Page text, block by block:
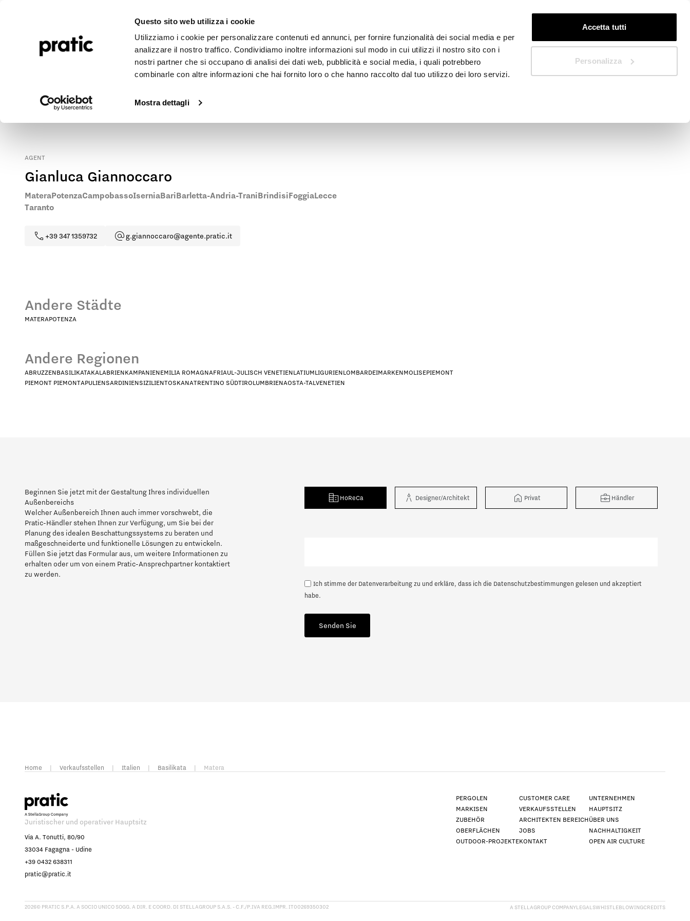
Questo sito web utilizza i cookie
Utilizziamo i cookie per personalizzare contenuti ed annunci, per fornire funzionalità dei social media e per
analizzare il nostro traffico. Condividiamo inoltre informazioni sul modo in cui utilizzi il nostro sito con i
nostri partner che si occupano di analisi dei dati web, pubblicità e social media, i quali potrebbero
combinarle con altre informazioni che hai fornito loro o che hanno raccolto dal tuo utilizzo dei loro servizi.
Mostra dettagli
Accetta tutti
Personalizza
Outdoor-ProjekteJournalUnternehmen
Kontaktieren Sie unseren Vertreter vor Ort, um die nächstgelegene Pratic-Verkaufsstelle in Matera zu finden.
AGENT
Gianluca Giannoccaro
MateraPotenzaCampobassoIserniaBariBarletta-Andria-TraniBrindisiFoggiaLecce
Taranto
+39 347 1359732 g.giannoccaro@agente.pratic.it
Andere Städte
MATERAPOTENZA
Andere Regionen
ABRUZZENBASILIKATAKALABRIENKAMPANIENEMILIA ROMAGNAFRIAUL-JULISCH VENETIENLATIUMLIGURIENLOMBARDEIMARKENMOLISEPIEMONT
PIEMONT PIEMONTAPULIENSARDINIENSIZILIENTOSKANATRENTINO SÜDTIROLUMBRIENAOSTA-TALVENETIEN
Beginnen Sie jetzt mit der Gestaltung Ihres individuellen
Außenbereichs
Welcher Außenbereich Ihnen auch immer vorschwebt, die
Pratic-Händler stehen Ihnen zur Verfügung, um Sie bei der
Planung des idealen Beschattungssystems zu beraten und
maßgeschneiderte und funktionelle Lösungen zu entwickeln.
Füllen Sie jetzt das Formular aus, um weitere Informationen zu
erhalten oder um von einem Pratic-Ansprechpartner kontaktiert
zu werden.
HoReCa Designer/Architekt Privat Händler
Ich stimme der Datenverarbeitung zu und erkläre, dass ich die Datenschutzbestimmungen gelesen und akzeptiert
habe.
Senden Sie
Welches Profil stellt Sie am besten dar? *
Home | Verkaufsstellen | Italien | Basilikata | Matera
Juristischer und operativer Hauptsitz
Via A. Tonutti, 80/90
33034 Fagagna - Udine
+39 0432 638311
pratic@pratic.it
PERGOLEN
MARKISEN
ZUBEHÖR
OBERFLÄCHEN
OUTDOOR-PROJEKTE
CUSTOMER CARE
VERKAUFSSTELLEN
ARCHITEKTEN BEREICH
JOBS
KONTAKT
UNTERNEHMEN
HAUPTSITZ
ÜBER UNS
NACHHALTIGKEIT
OPEN AIR CULTURE
2026© PRATIC S.P.A. A SOCIO UNICO SOGG. A DIR. E COORD. DI STELLAGROUP S.A.S. - C.F./P.IVA REG.IMPR. IT00269350302 A STELLAGROUP COMPANYLEGALSWHISTLEBLOWINGCREDITS